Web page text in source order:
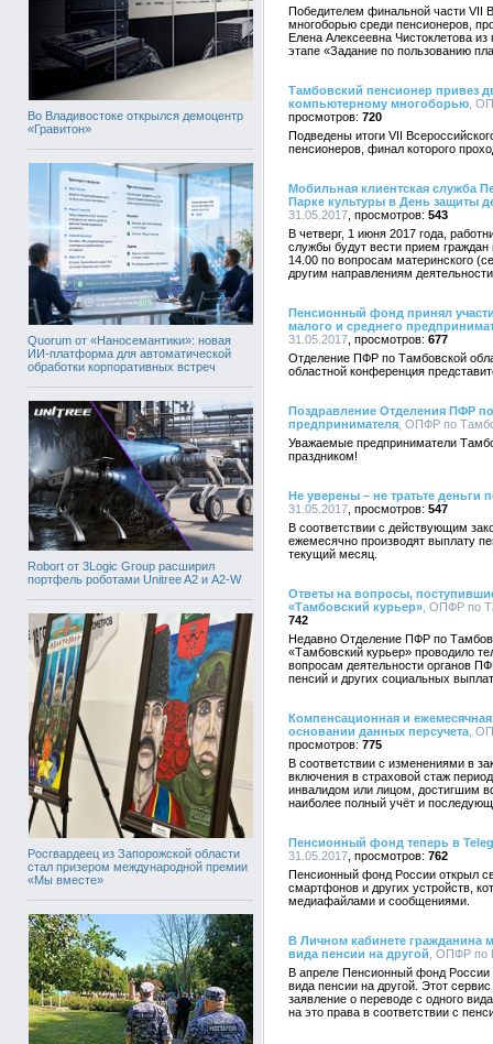
Во Владивостоке открылся демоцентр
«Гравитон»
Quorum от «Наносемантики»: новая
ИИ-платформа для автоматической
обработки корпоративных встреч
Robort от 3Logic Group расширил
портфель роботами Unitree A2 и A2-W
Росгвардеец из Запорожской области
стал призером международной премии
«Мы вместе»
Победителем финальной части VII
многоборью среди пенсионеров,
Елена Алексеевна Чистоклетова
этапе «Задание по пользованию
Тамбовский пенсионер привез
компьютерному многоборью ,
720
Подведены итоги VII
пенсионеров, финал которого
Мобильная клиентская служба
Парке культуры в День защиты
31.05.2017
543
В четверг, 1 июня 2017 года,
службы будут вести прием
14.00 по вопросам материнского
другим направлениям
Пенсионный фонд принял
малого и среднего
31.05.2017
677
Отделение ПФР по Тамбовской
областной конференция
Поздравление Отделения ПФР
предпринимателя , ОПФР по
Уважаемые предприниматели
праздником!
Не уверены – не тратьте деньги
31.05.2017
547
В соответствии с действующим
ежемесячно производят выплату
текущий месяц.
Ответы на вопросы,
«Тамбовский курьер» , ОПФР по
742
Недавно Отделение ПФР по
«Тамбовский курьер» проводило
вопросам деятельности органов
пенсий и других социальных
Компенсационная и
основании данных персучета ,
775
В соответствии с изменениями в
включения в страховой стаж
инвалидом или лицом, достигшим
наиболее полный учёт и
Пенсионный фонд теперь в
31.05.2017
762
Пенсионный фонд России открыл
смартфонов и других устройств,
медиафайлами и сообщениями.
В Личном кабинете гражданина
вида пенсии на другой , ОПФР по
В апреле Пенсионный фонд России
вида пенсии на другой. Этот
заявление о переводе с одного
на это права в соответствии с